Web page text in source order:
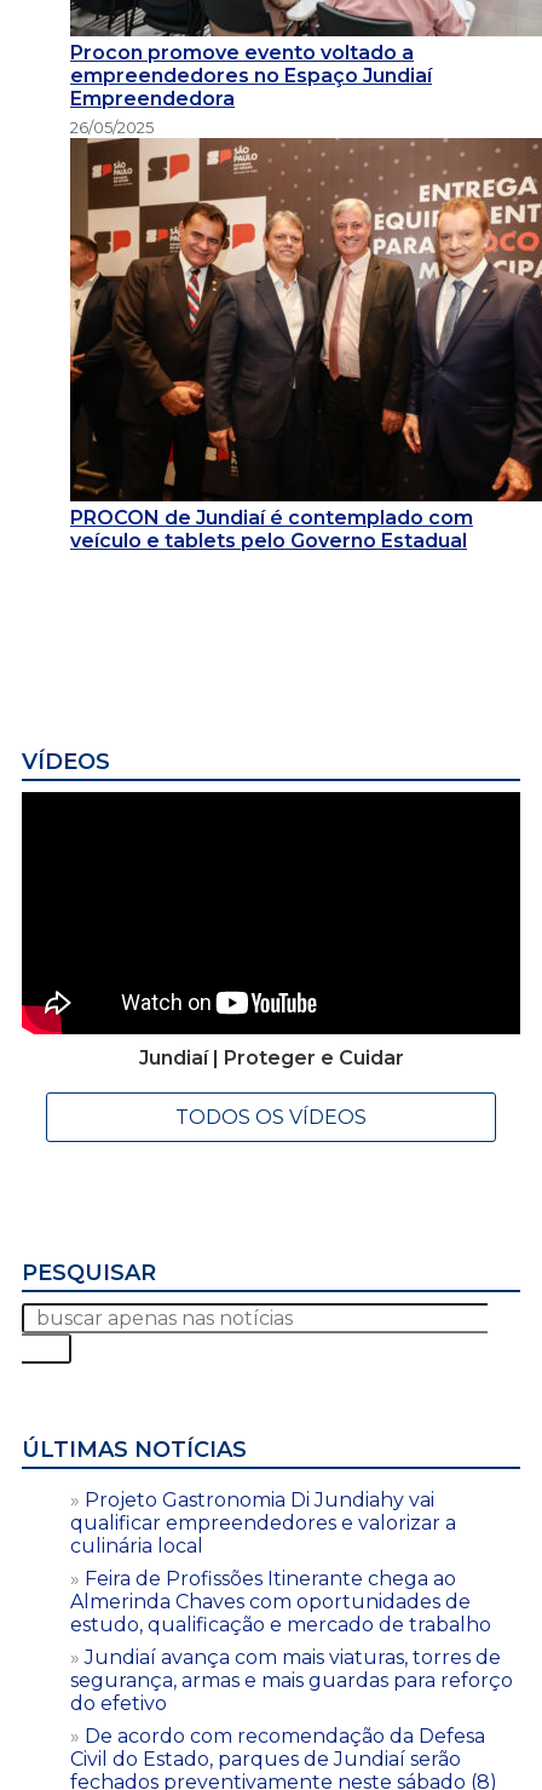
Procon promove evento voltado a
empreendedores no Espaço Jundiaí
Empreendedora
26/05/2025
PROCON de Jundiaí é contemplado com
veículo e tablets pelo Governo Estadual
VÍDEOS
Jundiaí | Proteger e Cuidar
TODOS OS VÍDEOS
PESQUISAR
ÚLTIMAS NOTÍCIAS
Projeto Gastronomia Di Jundiahy vai
qualificar empreendedores e valorizar a
culinária local
Feira de Profissões Itinerante chega ao
Almerinda Chaves com oportunidades de
estudo, qualificação e mercado de trabalho
Jundiaí avança com mais viaturas, torres de
segurança, armas e mais guardas para reforço
do efetivo
De acordo com recomendação da Defesa
Civil do Estado, parques de Jundiaí serão
fechados preventivamente neste sábado (8)